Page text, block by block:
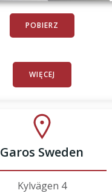
POBIERZ
WIĘCEJ
Garos Sweden
Kylvägen 4